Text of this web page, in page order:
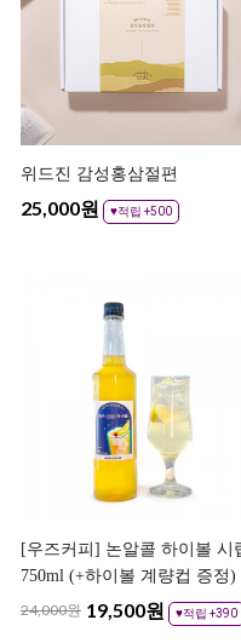
위드진 감성홍삼절편
25,000원 ♥적립 +500
[우즈커피] 논알콜 하이볼 시
750ml (+하이볼 계량컵 증정)
24,000원 19,500원 ♥적립 +390